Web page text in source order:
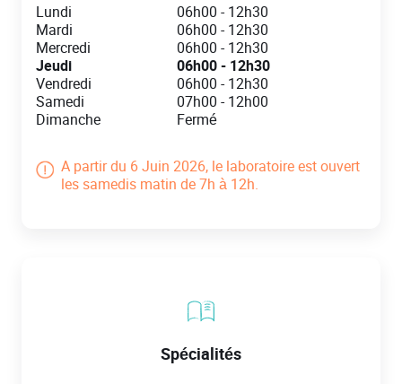
Day of the Week
Lundi 06h00 -12h30
Mardi
06h00 -12h30
Mercredi
06h00 -12h30
Jeudi
06h00- 12h30
Vendredi
06h00 -12h30
Samedi
07h00 -12h00
Dimanche
Fermé
A partir du 6 Juin 2026, le laboratoire est ouvert
les samedis matin de 7h à 12h.
Spécialités